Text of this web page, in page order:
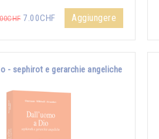
7.00CHF Aggiungere
- sephirot e gerarchie angeliche